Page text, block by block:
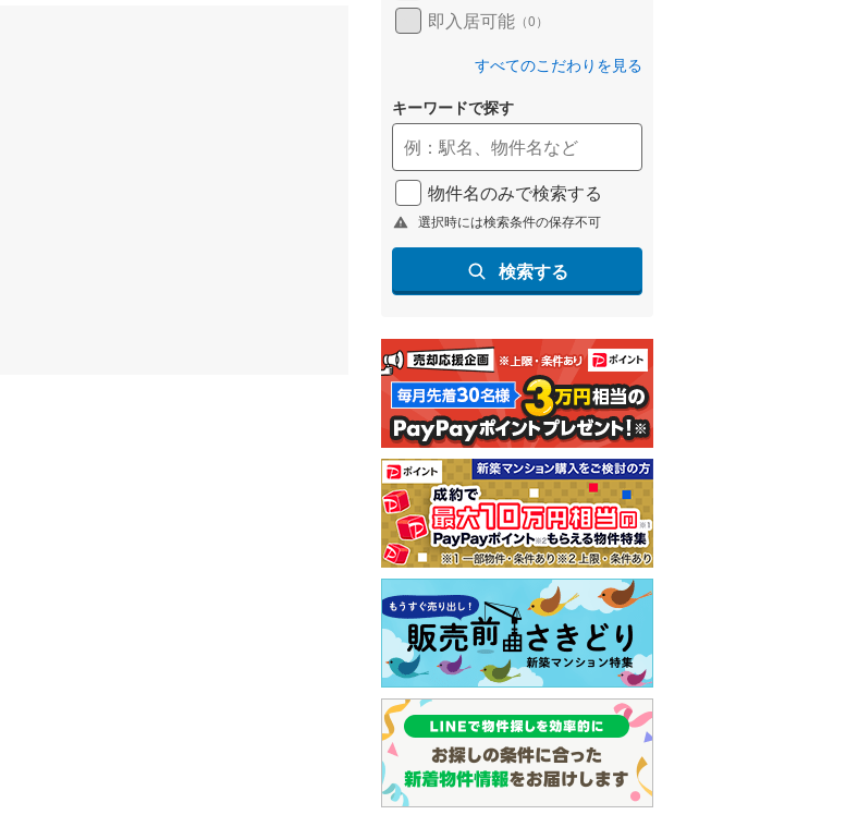
即入居可能 （0）
すべてのこだわりを見る
キーワードで探す
物件名のみで検索する
選択時には検索条件の保存不可
検索する